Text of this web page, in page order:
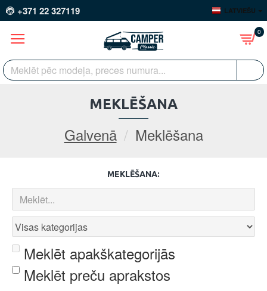
+371 22 327119 LATVIEŠU
0
Galvenā Meklēšana
MEKLĒŠANA
MEKLĒŠANA:
Meklēt apakškategorijās
Meklēt preču aprakstos